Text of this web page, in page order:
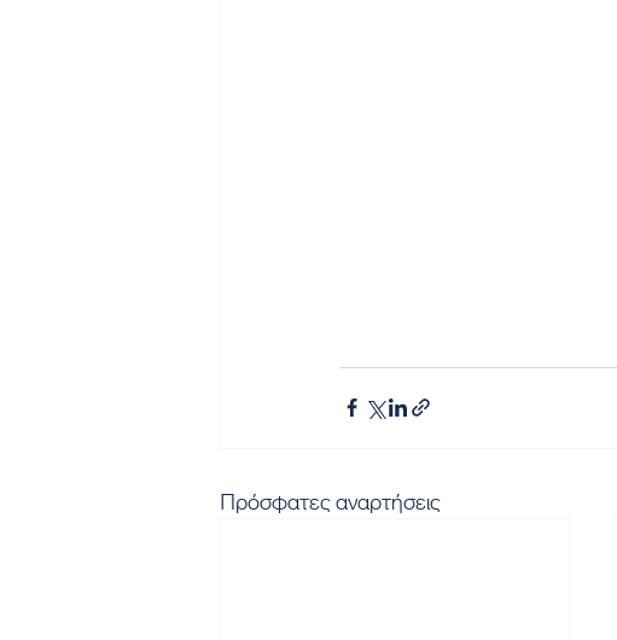
Πρόσφατες αναρτήσεις